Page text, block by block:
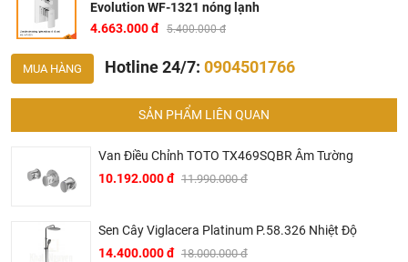
ngặt trước khi đưa ra thị trường. Dòng sản phẩm hội tụ rất
nhiều những ưu điểm vượt trội:
- Vòi sen được thiết kế cân bằng và hài hòa cho không gian
phòng tắm.
- Thiết kế bắt mắt phù hợp với nhiều không gian sử dụng
khác nhau đáp ứng tối đa nhu cầu sử dụng của người dùng
Evolution WF-1321 nóng lạnh
4.663.000 đ 5.400.000 đ
MUA HÀNG Hotline 24/7: 0904501766
SẢN PHẨM LIÊN QUAN
Van Điều Chỉnh TOTO TX469SQBR Âm Tường
10.192.000 đ 11.990.000 đ
Sen Cây Viglacera Platinum P.58.326 Nhiệt Độ
14.400.000 đ 18.000.000 đ